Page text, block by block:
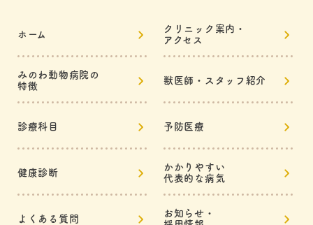
ホーム
クリニック案内・
アクセス
みのわ動物病院の
特徴
獣医師・スタッフ紹介
診療科目 予防医療
健康診断
かかりやすい
代表的な病気
よくある質問
お知らせ・